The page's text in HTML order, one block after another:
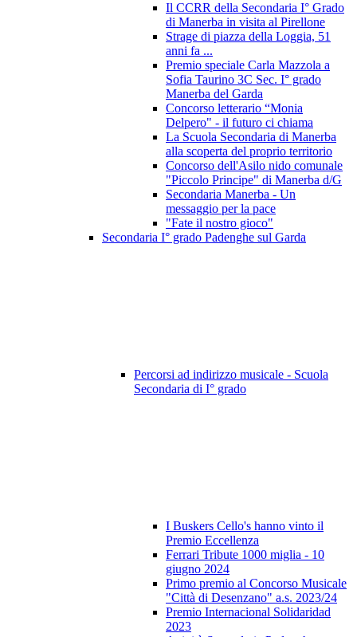
Il CCRR della Secondaria I° Grado
di Manerba in visita al Pirellone
Strage di piazza della Loggia, 51
anni fa ...
Premio speciale Carla Mazzola a
Sofia Taurino 3C Sec. I° grado
Manerba del Garda
Concorso letterario “Monia
Delpero" - il futuro ci chiama
La Scuola Secondaria di Manerba
alla scoperta del proprio territorio
Concorso dell'Asilo nido comunale
"Piccolo Principe" di Manerba d/G
Secondaria Manerba - Un
messaggio per la pace
"Fate il nostro gioco"
Secondaria I° grado Padenghe sul Garda
Percorsi ad indirizzo musicale - Scuola
Secondaria di I° grado
I Buskers Cello's hanno vinto il
Premio Eccellenza
Ferrari Tribute 1000 miglia - 10
giugno 2024
Primo premio al Concorso Musicale
"Città di Desenzano" a.s. 2023/24
Premio Internacional Solidaridad
2023